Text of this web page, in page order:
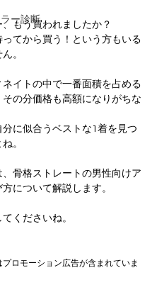
ー診断
もう買われましたか？
ってから買う！という方もいる
。
イトの中で一番面積を占める
その分価格も高額になりがちな
分に似合うベストな1着を見つ
。
、骨格ストレートの男性向けア
について解説します。
くださいね。
ロモーション広告が含まれていま